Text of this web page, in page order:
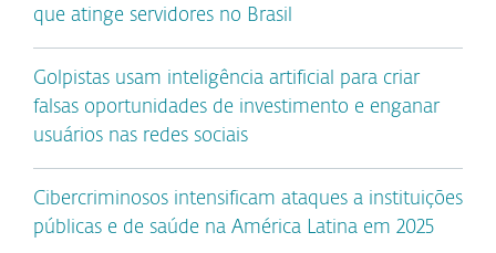
que atinge servidores no Brasil
Golpistas usam inteligência artificial para criar
falsas oportunidades de investimento e enganar
usuários nas redes sociais
Cibercriminosos intensificam ataques a instituições
públicas e de saúde na América Latina em 2025